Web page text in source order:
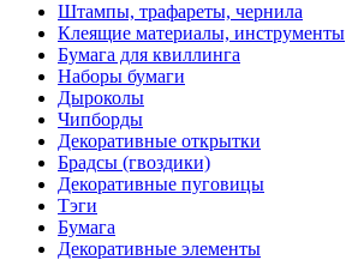
Штампы, трафареты, чернила
Клеящие материалы, инструменты
Бумага для квиллинга
Наборы бумаги
Дыроколы
Чипборды
Декоративные открытки
Брадсы (гвоздики)
Декоративные пуговицы
Тэги
Бумага
Декоративные элементы